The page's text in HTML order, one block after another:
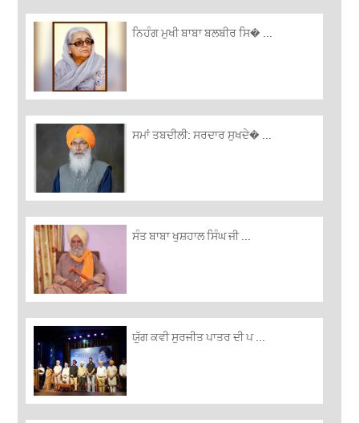
ਨਿਹੰਗ ਮੁਖੀ ਬਾਬਾ ਬਲਬੀਰ ਸਿ� ...
ਸਮਾਂ ਤਬਦੀਲੀ: ਸਰਦਾਰ ਸੁਖਦੇ� ...
ਸੰਤ ਬਾਬਾ ਖੁਸ਼ਹਾਲ ਸਿੰਘ ਜੀ ...
ਯੁੱਗ ਕਵੀ ਸੁਰਜੀਤ ਪਾਤਰ ਦੀ ਪ ...